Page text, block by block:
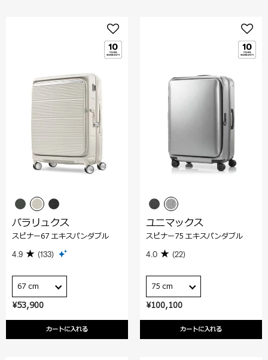
¥53,900
カートに入れる
パラリュクス
スピナー67 エキスパンダブル
4.9 (133)
67 cm
¥100,100
カートに入れる
ユニマックス
スピナー75 エキスパンダブル
4.0 (22)
75 cm